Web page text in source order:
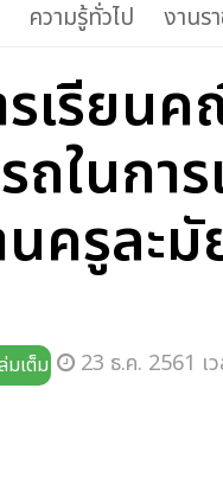
ความรู้ทั่วไป งานร
เรียน
ถในก
ครูละ
มเต็ม 23 ธ.ค. 2561 เ